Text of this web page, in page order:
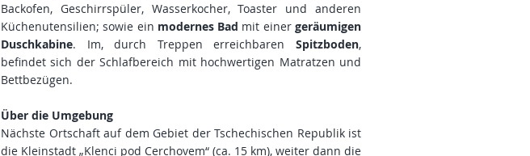
Backofen, Geschirrspüler, Wasserkocher, Toaster und anderen
Küchenutensilien; sowie ein modernes Bad mit einergeräumigen
Duschkabine. Im, durch Treppen erreichbaren Spitzboden,
befindet sich der Schlafbereich mit hochwertigen Matratzen und
Bettbezügen.
Über die Umgebung
Nächste Ortschaft auf dem Gebiet der Tschechischen Republik ist
die Kleinstadt „Klenci pod Cerchovem“ (ca. 15 km), weiter dann die